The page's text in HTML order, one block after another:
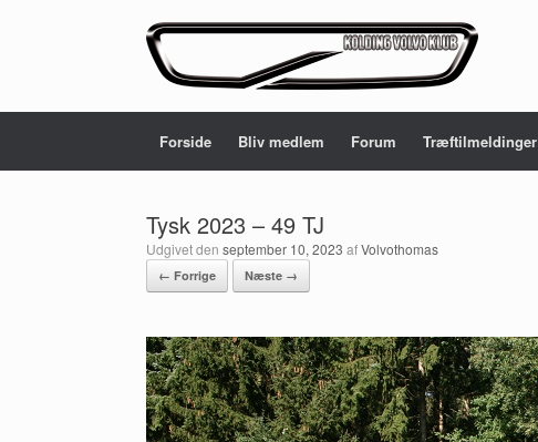
Forside Bliv medlem Forum Træftilmeldinger
Tysk 2023 – 49 TJ
Udgivet den september 10, 2023 afVolvothomas
← Forrige Næste →